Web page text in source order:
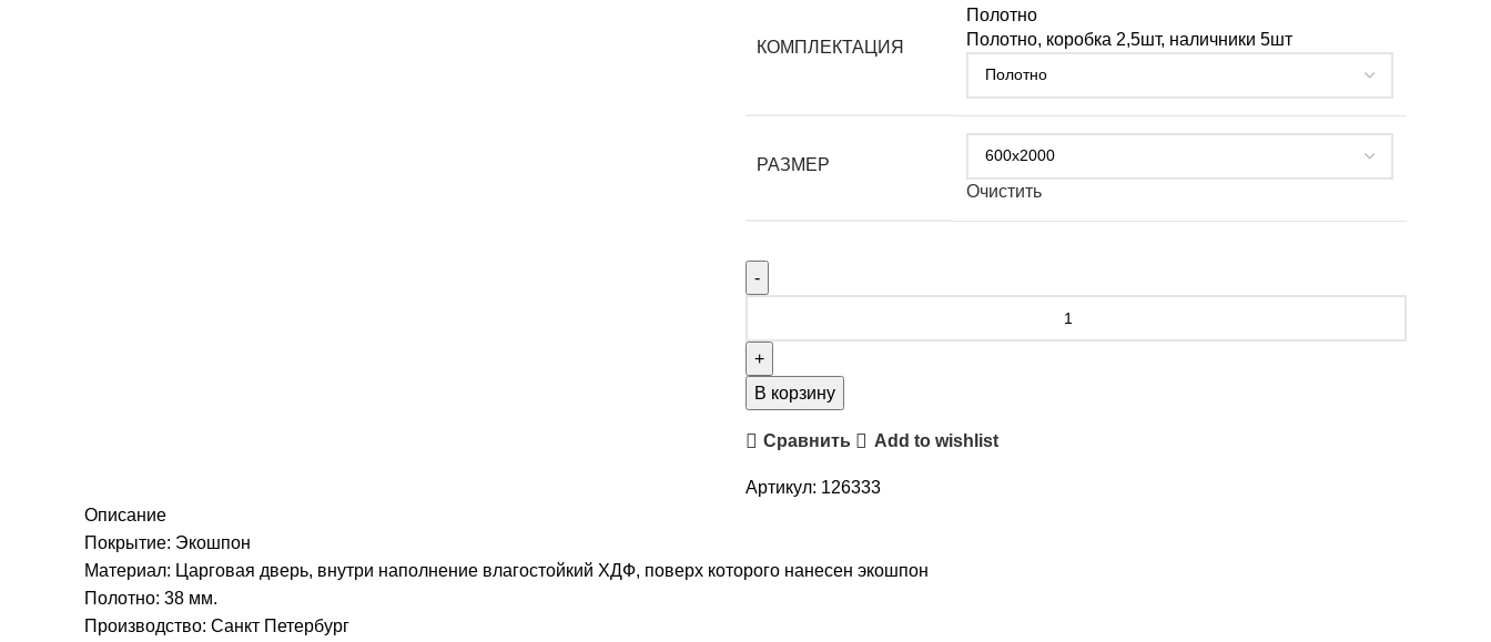
КОМПЛЕКТАЦИЯ
Полотно
Полотно, коробка 2,5шт, наличники 5шт
РАЗМЕР
Очистить
В корзину
Сравнить Add to wishlist
Артикул: 126333
Описание
Покрытие: Экошпон
Материал: Царговая дверь, внутри наполнение влагостойкий ХДФ, поверх которого нанесен экошпон
Полотно: 38 мм.
Производство: Санкт Петербург